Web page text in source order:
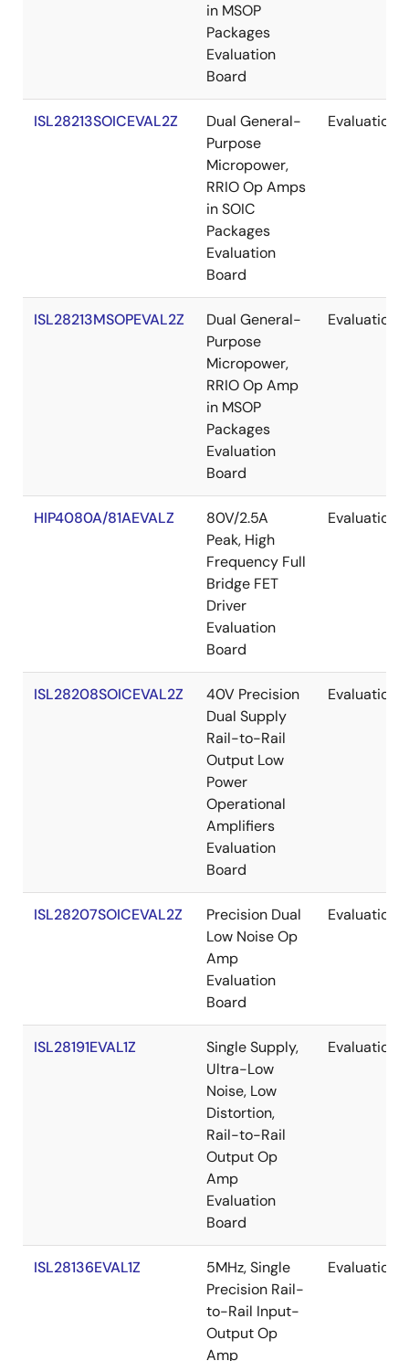
in MSOP
Packages
Evaluation
Board
ISL28213SOICEVAL2Z
Dual General-
Purpose
Micropower,
RRIO Op Amps
in SOIC
Packages
Evaluation
Board
Evaluation
ISL28213MSOPEVAL2Z
Dual General-
Purpose
Micropower,
RRIO Op Amp
in MSOP
Packages
Evaluation
Board
Evaluation
HIP4080A/81AEVALZ
80V/2.5A
Peak, High
Frequency Full
Bridge FET
Driver
Evaluation
Board
Evaluation
ISL28208SOICEVAL2Z
40V Precision
Dual Supply
Rail-to-Rail
Output Low
Power
Operational
Amplifiers
Evaluation
Board
Evaluation
ISL28207SOICEVAL2Z
Precision Dual
Low Noise Op
Amp
Evaluation
Board
Evaluation
ISL28191EVAL1Z
Single Supply,
Ultra-Low
Noise, Low
Distortion,
Rail-to-Rail
Output Op
Amp
Evaluation
Board
Evaluation
ISL28136EVAL1Z
5MHz, Single
Precision Rail-
to-Rail Input-
Output Op
Amp
Evaluation